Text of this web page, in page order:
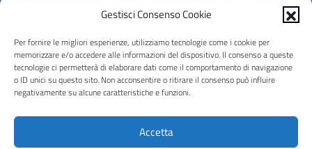
Gestisci Consenso Cookie
Per fornire le migliori esperienze, utilizziamo tecnologie come i cookie per
memorizzare e/o accedere alle informazioni del dispositivo. Il consenso a queste
tecnologie ci permetterà di elaborare dati come il comportamento di navigazione
o ID unici su questo sito. Non acconsentire o ritirare il consenso può influire
negativamente su alcune caratteristiche e funzioni.
Accetta
Codice Univoco per le fatture elettroniche: UFHWS5
Liceo Scientifico "Gaetano Rummo"
Conto Corrente Bancario (C.C.B.):
IT17 H 03069 15003 100000046036
Conto Tesoreria
CODICE TESORERIA: TU-421-0310110